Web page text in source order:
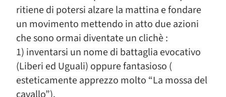
ritiene di potersi alzare la mattina e fondare
un movimento mettendo in atto due azioni
che sono ormai diventate un clichè :
1) inventarsi un nome di battaglia evocativo
(Liberi ed Uguali) oppure fantasioso (
esteticamente apprezzo molto “La mossa del